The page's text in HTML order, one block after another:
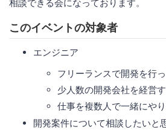
相談できる会になっております。
このイベントの対象者
エンジニア
フリーランスで開発を行
少人数の開発会社を経営
仕事を複数人で一緒にや
開発案件について相談したいと